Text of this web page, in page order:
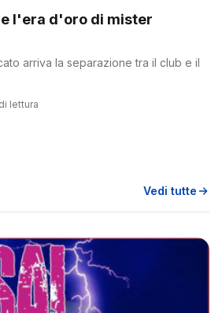
l'era d'oro di mister
arriva la separazione tra il club e il
lettura
Vedi tutte